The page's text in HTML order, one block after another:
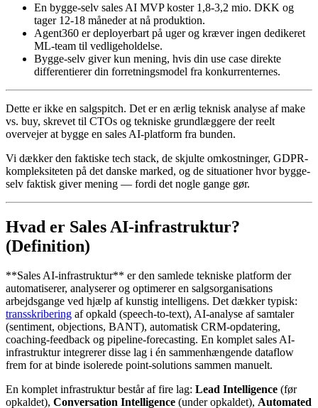
En bygge-selv sales AI MVP koster 1,8-3,2 mio. DKK og
tager 12-18 måneder at nå produktion.
Agent360 er deployerbart på uger og kræver ingen dedikeret
ML-team til vedligeholdelse.
Bygge-selv giver kun mening, hvis din use case direkte
differentierer din forretningsmodel fra konkurrenternes.
Dette er ikke en salgspitch. Det er en ærlig teknisk analyse af make
vs. buy, skrevet til CTOs og tekniske grundlæggere der reelt
overvejer at bygge en sales AI-platform fra bunden.
Vi dækker den faktiske tech stack, de skjulte omkostninger, GDPR-
kompleksiteten på det danske marked, og de situationer hvor bygge-
selv faktisk giver mening — fordi det nogle gange gør.
Hvad er Sales AI-infrastruktur?
(Definition)
**Sales AI-infrastruktur** er den samlede tekniske platform der
automatiserer, analyserer og optimerer en salgsorganisations
arbejdsgange ved hjælp af kunstig intelligens. Det dækker typisk:
transskribering af opkald (speech-to-text), AI-analyse af samtaler
(sentiment, objections, BANT), automatisk CRM-opdatering,
coaching-feedback og pipeline-forecasting. En komplet sales AI-
infrastruktur integrerer disse lag i én sammenhængende dataflow
frem for at binde isolerede point-solutions sammen manuelt.
En komplet infrastruktur består af fire lag: Lead Intelligence (før
opkaldet), Conversation Intelligence (under opkaldet), Automated